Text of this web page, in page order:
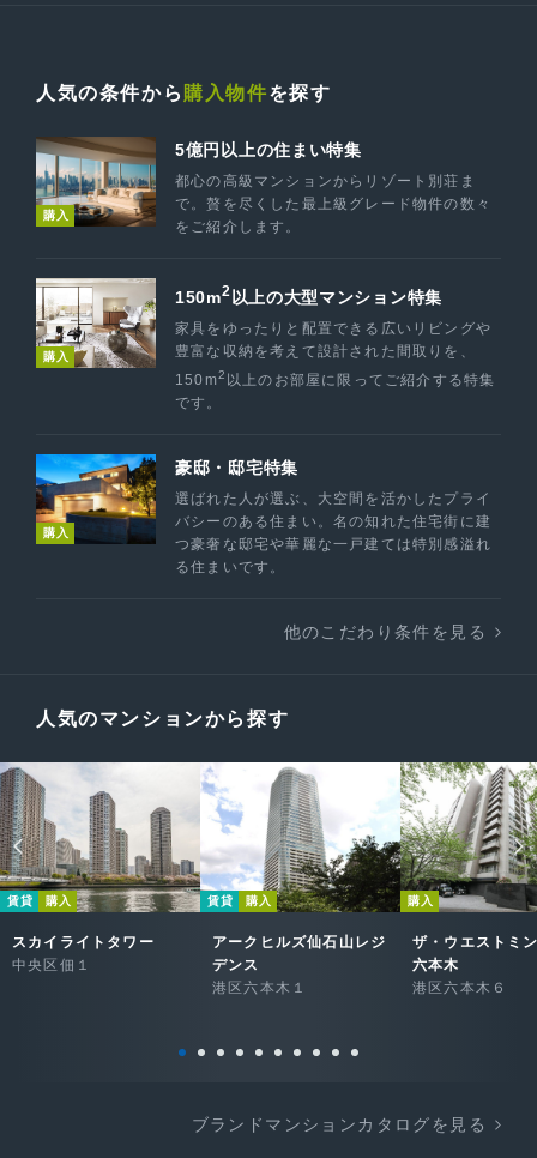
人気の条件から 購入物件を探す
購入
5億円以上の住まい特集
都心の高級マンションからリゾート別荘ま
で。贅を尽くした最上級グレード物件の数々
をご紹介します。
購入
150m2 以上の大型マンション特集
家具をゆったりと配置できる広いリビングや
豊富な収納を考えて設計された間取りを、
150m2 以上のお部屋に限ってご紹介する特集
です。
購入
豪邸・邸宅特集
選ばれた人が選ぶ、大空間を活かしたプライ
バシーのある住まい。名の知れた住宅街に建
つ豪奢な邸宅や華麗な一戸建ては特別感溢れ
る住まいです。
他のこだわり条件を見る
人気のマンションから探す
賃貸 購入
スカイライトタワー
中央区佃１
賃貸 購入
アークヒルズ仙石山レジ
デンス
港区六本木１
購入
ザ・ウエストミ
六本木
港区六本木６
ブランドマンションカタログを見る